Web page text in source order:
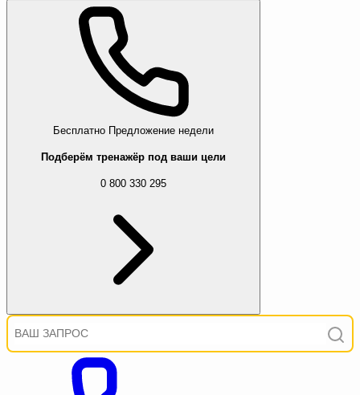
Бесплатно Предложение недели
Подберём тренажёр под ваши цели
0 800 330 295